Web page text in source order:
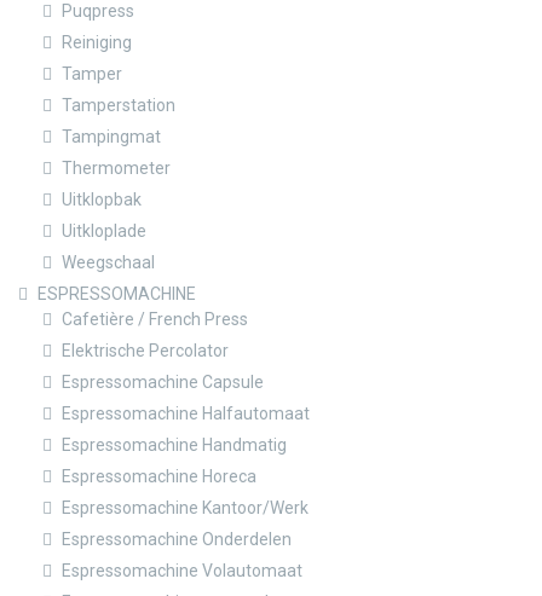
Puqpress
Reiniging
Tamper
Tamperstation
Tampingmat
Thermometer
Uitklopbak
Uitkloplade
Weegschaal
ESPRESSOMACHINE
Cafetière / French Press
Elektrische Percolator
Espressomachine Capsule
Espressomachine Halfautomaat
Espressomachine Handmatig
Espressomachine Horeca
Espressomachine Kantoor/Werk
Espressomachine Onderdelen
Espressomachine Volautomaat